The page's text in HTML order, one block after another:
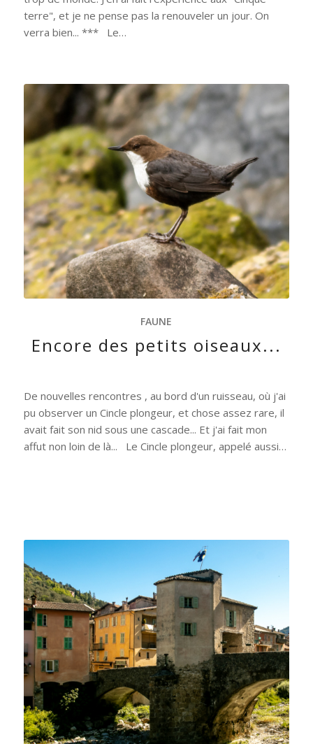
terre", et je ne pense pas la renouveler un jour. On
verra bien... *** Le…
FAUNE
Encore des petits oiseaux...
De nouvelles rencontres , au bord d'un ruisseau, où j'ai
pu observer un Cincle plongeur, et chose assez rare, il
avait fait son nid sous une cascade... Et j'ai fait mon
affut non loin de là... Le Cincle plongeur, appelé aussi…